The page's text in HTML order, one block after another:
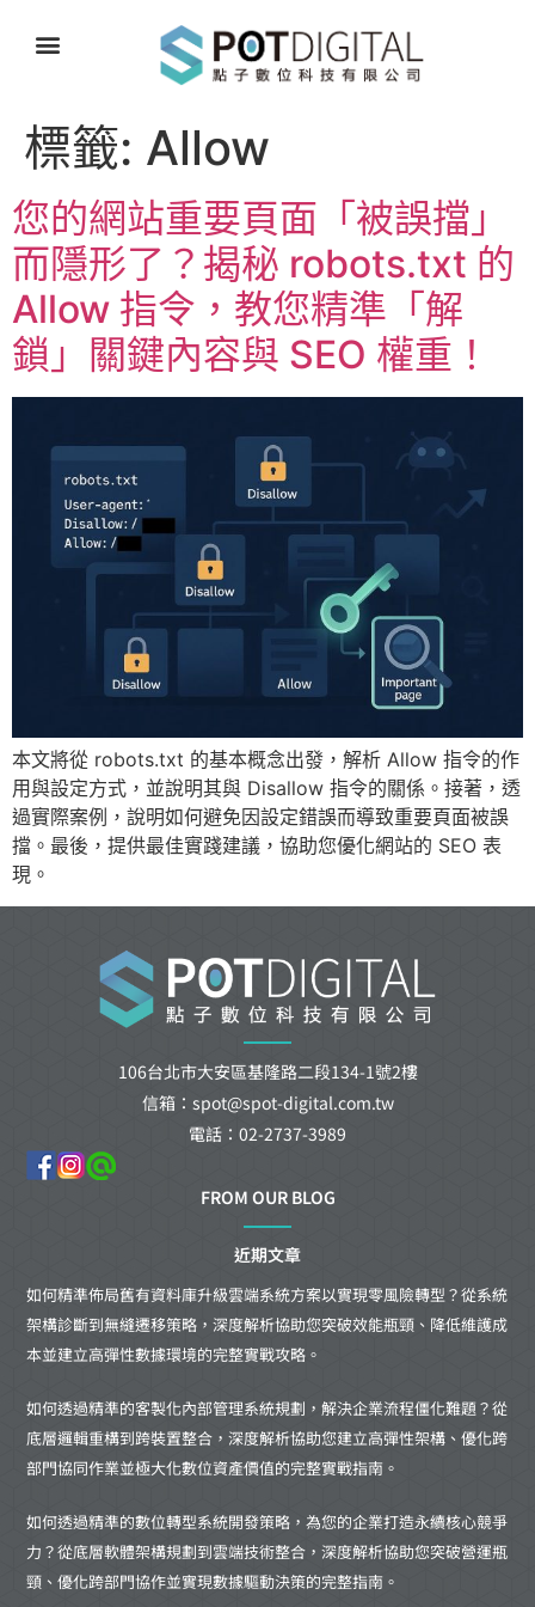
標籤: Allow
您的網站重要頁面「被誤擋」
而隱形了？揭秘 robots.txt 的
Allow 指令，教您精準「解
鎖」關鍵內容與 SEO 權重！
本文將從 robots.txt 的基本概念出發，解析 Allow 指令的作
用與設定方式，並說明其與 Disallow 指令的關係。接著，透
過實際案例，說明如何避免因設定錯誤而導致重要頁面被誤
擋。最後，提供最佳實踐建議，協助您優化網站的 SEO 表
現。
106台北市大安區基隆路二段134-1號2樓
信箱：spot@spot-digital.com.tw
電話：02-2737-3989
FROM OUR BLOG
近期文章
如何精準佈局舊有資料庫升級雲端系統方案以實現零風險轉型？從系統
架構診斷到無縫遷移策略，深度解析協助您突破效能瓶頸、降低維護成
本並建立高彈性數據環境的完整實戰攻略。
如何透過精準的客製化內部管理系統規劃，解決企業流程僵化難題？從
底層邏輯重構到跨裝置整合，深度解析協助您建立高彈性架構、優化跨
部門協同作業並極大化數位資產價值的完整實戰指南。
如何透過精準的數位轉型系統開發策略，為您的企業打造永續核心競爭
力？從底層軟體架構規劃到雲端技術整合，深度解析協助您突破營運瓶
頸、優化跨部門協作並實現數據驅動決策的完整指南。